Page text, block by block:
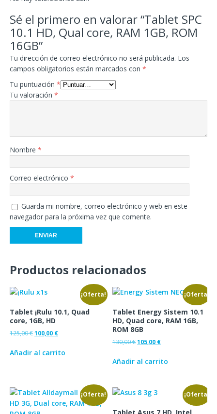
Sé el primero en valorar “Tablet SPC
10.1 HD, Qual core, RAM 1GB, ROM
16GB”
Tu dirección de correo electrónico no será publicada. Los
campos obligatorios están marcados con *
Tu puntuación *
Tu valoración *
Nombre *
Correo electrónico *
Guarda mi nombre, correo electrónico y web en este
navegador para la próxima vez que comente.
Productos relacionados
¡Oferta!
Tablet ¡Rulu 10.1, Quad
core, 1GB, HD
125,00€100,00 €
Añadir al carrito
¡Oferta!
Tablet Energy Sistem 10.1
HD, Quad core, RAM 1GB,
ROM 8GB
130,00€105,00 €
Añadir al carrito
¡Oferta! ¡Oferta!